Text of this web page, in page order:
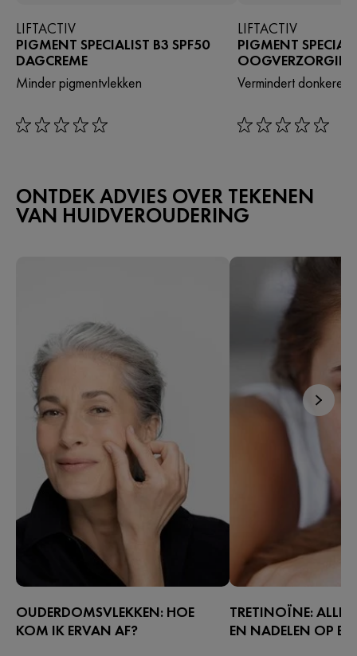
LIFTACTIV
PIGMENT SPECIALIST B3 SPF50
DAGCREME
Minder pigmentvlekken
rating: 0 out of 5
LIFTACTIV
PIGMENT
Vermindert donkere
rating: 0 out of 5
ONTDEK ADVIES OVER TEKENEN
VAN HUIDVEROUDERING
OUDERDOMSVLEKKEN: HOE
KOM IK ERVAN AF?
TRETINOÏNE: ALLE
EN NADELEN OP